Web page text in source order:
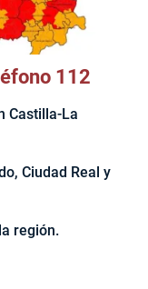
112
Castilla-La
Ciudad Real y
región.